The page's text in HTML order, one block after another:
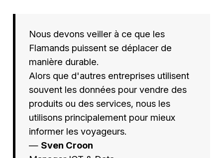
Nous devons veiller à ce que les
Flamands puissent se déplacer de
manière durable.
Alors que d'autres entreprises utilisent
souvent les données pour vendre des
produits ou des services, nous les
utilisons principalement pour mieux
informer les voyageurs.
— Sven Croon